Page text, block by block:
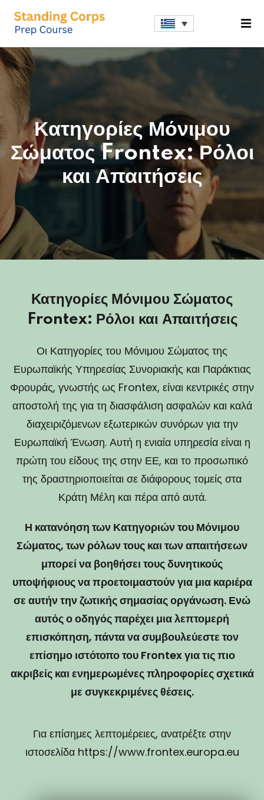
Κατηγορίες Μόνιμου
Σώματος Frontex: Ρόλοι
και Απαιτήσεις
Κατηγορίες Μόνιμου Σώματος
Frontex: Ρόλοι και Απαιτήσεις
Οι Κατηγορίες του Μόνιμου Σώματος της
Ευρωπαϊκής Υπηρεσίας Συνοριακής και Παράκτιας
Φρουράς, γνωστής ως Frontex, είναι κεντρικές στην
αποστολή της για τη διασφάλιση ασφαλών και καλά
διαχειριζόμενων εξωτερικών συνόρων για την
Ευρωπαϊκή Ένωση. Αυτή η ενιαία υπηρεσία είναι η
πρώτη του είδους της στην ΕΕ, και το προσωπικό
της δραστηριοποιείται σε διάφορους τομείς στα
Κράτη Μέλη και πέρα από αυτά.
Η κατανόηση των Κατηγοριών του Μόνιμου
Σώματος, των ρόλων τους και των απαιτήσεων
μπορεί να βοηθήσει τους δυνητικούς
υποψήφιους να προετοιμαστούν για μια καριέρα
σε αυτήν την ζωτικής σημασίας οργάνωση. Ενώ
αυτός ο οδηγός παρέχει μια λεπτομερή
επισκόπηση, πάντα να συμβουλεύεστε τον
επίσημο ιστότοπο του Frontex για τις πιο
ακριβείς και ενημερωμένες πληροφορίες σχετικά
με συγκεκριμένες θέσεις.
Για επίσημες λεπτομέρειες, ανατρέξτε στην
ιστοσελίδα https://www.frontex.europa.eu
Sign up
Sign in
Don’t have an account?Sign up
Lost your password?